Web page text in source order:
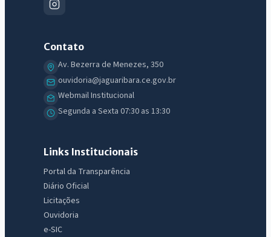
Contato
Av. Bezerra de Menezes, 350
ouvidoria@jaguaribara.ce.gov.br
Webmail Institucional
Segunda a Sexta 07:30 as 13:30
Links Institucionais
Portal da Transparência
Diário Oficial
Licitações
Ouvidoria
e-SIC
IntGest AI
Olá. Pergunte sobre serviços, notícias, legislação, Diário Oficial,
licitações, estrutura ou transparência do município.
Licitações abertas